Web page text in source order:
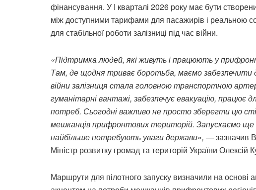
фінансування. У І кварталі 2026 року має бути
між доступними тарифами для пасажирів і реальною
для стабільної роботи залізниці під час війни.
«Підтримка людей, які живуть і працюють у
Там, де щодня триває боротьба, маємо забезпечити
війни залізниця стала головною транспортною
гуманітарні вантажі, забезпечує евакуацію, працює
потреб. Сьогодні важливо не просто зберегти цю
мешканців прифронтових територій. Запускаємо
найбільше потребують уваги держави», —зазначив
Міністр розвитку громад та територій України Олексій
Маршрути для пілотного запуску визначили на основі